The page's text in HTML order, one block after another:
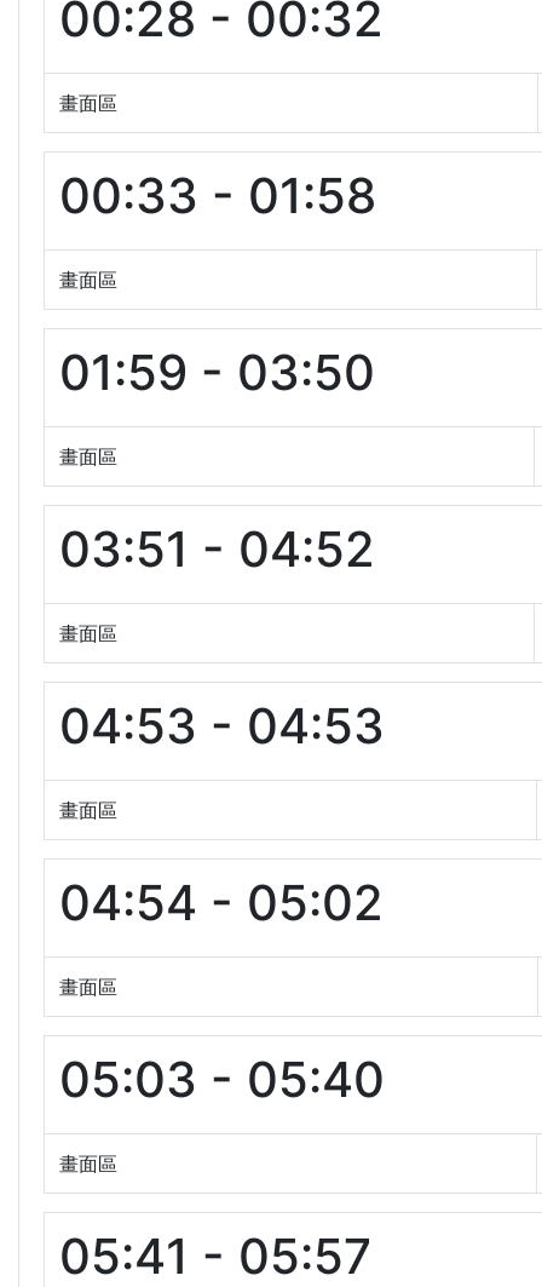
00:28 - 00:32
畫面區
00:33 - 01:58
畫面區
01:59 - 03:50
畫面區
03:51 - 04:52
畫面區
04:53 - 04:53
畫面區
04:54 - 05:02
畫面區
05:03 - 05:40
畫面區
05:41 - 05:57